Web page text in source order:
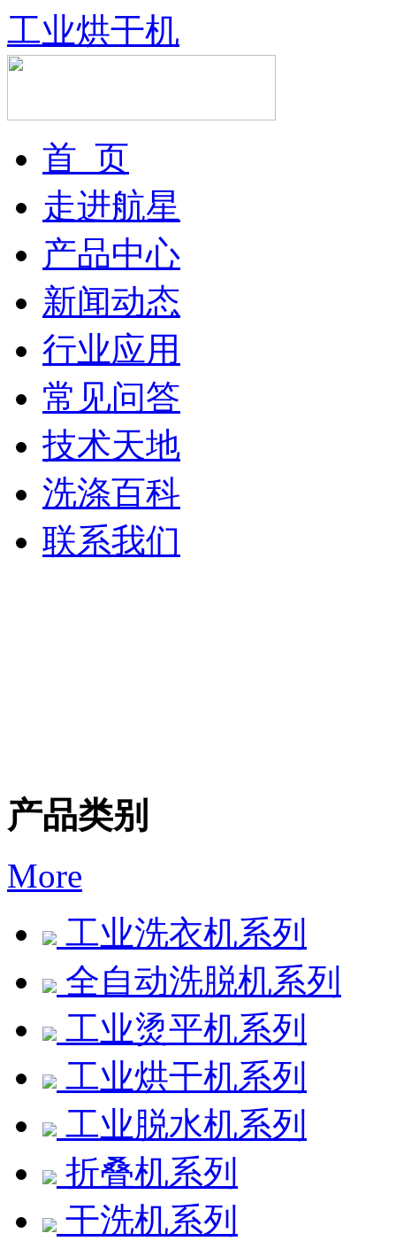
工业烘干机
首 页
走进航星
产品中心
新闻动态
行业应用
常见问答
技术天地
洗涤百科
联系我们
产品类别
More
工业洗衣机系列
全自动洗脱机系列
工业烫平机系列
工业烘干机系列
工业脱水机系列
折叠机系列
干洗机系列